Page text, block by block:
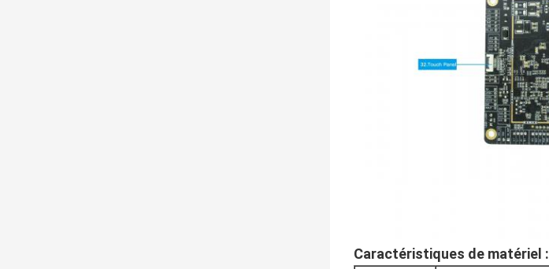
Caractéristiques de matériel :